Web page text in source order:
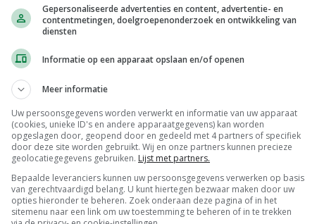
voor Vaste Planten naar Amerika
is voor de gewassen vaste planten, Freesia en Nerine vanaf
worden naar Amerika en Canada. Daar wijst de
gaan niet samen
en de Bloembollenkeuringsdienst (BKD) gaan niet samen. Dat
na een uitvoerige verkenning van de mogelijkheden en een
op site Naktuinbouw
Gepersonaliseerde advertenties en content, advertentie- en
contentmetingen, doelgroepenonderzoek en ontwikkeling van
diensten
Informatie op een apparaat opslaan en/of openen
Meer informatie
Uw persoonsgegevens worden verwerkt en informatie van uw apparaat
(cookies, unieke ID's en andere apparaatgegevens) kan worden
opgeslagen door, geopend door en gedeeld met 4 partners of specifiek
door deze site worden gebruikt. Wij en onze partners kunnen precieze
geolocatiegegevens gebruiken. Lijst met partners.
Bepaalde leveranciers kunnen uw persoonsgegevens verwerken op basis
van gerechtvaardigd belang. U kunt hiertegen bezwaar maken door uw
opties hieronder te beheren. Zoek onderaan deze pagina of in het
sitemenu naar een link om uw toestemming te beheren of in te trekken